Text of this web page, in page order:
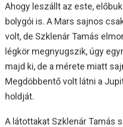
Ahogy leszállt az este,
bolygói is. A Mars sajnos
volt, de Szklenár Tamás
légkör megnyugszik, úgy
majd ki, de a mérete miatt
Megdöbbentő volt látni a
holdját.
A látottakat Szklenár Tamás